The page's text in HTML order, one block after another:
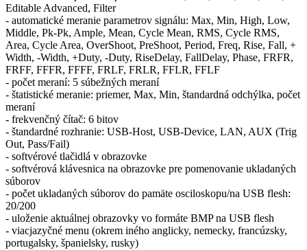
Editable Advanced, Filter
- automatické meranie parametrov signálu: Max, Min, High, Low,
Middle, Pk-Pk, Ample, Mean, Cycle Mean, RMS, Cycle RMS,
Area, Cycle Area, OverShoot, PreShoot, Period, Freq, Rise, Fall, +
Width, -Width, +Duty, -Duty, RiseDelay, FallDelay, Phase, FRFR,
FRFF, FFFR, FFFF, FRLF, FRLR, FFLR, FFLF
- počet meraní: 5 súbežných meraní
- štatistické meranie: priemer, Max, Min, štandardná odchýlka, počet
meraní
- frekvenčný čítač: 6 bitov
- štandardné rozhranie: USB-Host, USB-Device, LAN, AUX (Trig
Out, Pass/Fail)
- softvérové ​​tlačidlá v obrazovke
- softvérová klávesnica na obrazovke pre pomenovanie ukladaných
súborov
- počet ukladaných súborov do pamäte osciloskopu/na USB flesh:
20/200
- uloženie aktuálnej obrazovky vo formáte BMP na USB flesh
- viacjazyčné menu (okrem iného anglicky, nemecky, francúzsky,
portugalsky, španielsky, rusky)